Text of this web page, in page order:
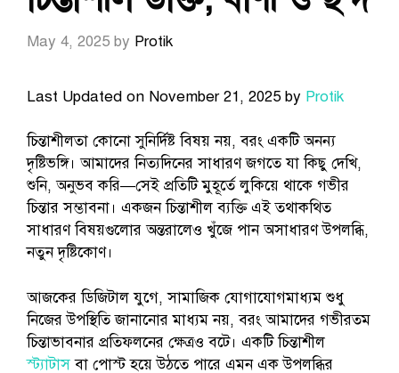
May 4, 2025 by Protik
Last Updated on November 21, 2025 by Protik
চিন্তাশীলতা কোনো সুনির্দিষ্ট বিষয় নয়, বরং একটি অনন্য
দৃষ্টিভঙ্গি। আমাদের নিত্যদিনের সাধারণ জগতে যা কিছু দেখি,
শুনি, অনুভব করি—সেই প্রতিটি মুহূর্তে লুকিয়ে থাকে গভীর
চিন্তার সম্ভাবনা। একজন চিন্তাশীল ব্যক্তি এই তথাকথিত
সাধারণ বিষয়গুলোর অন্তরালেও খুঁজে পান অসাধারণ উপলব্ধি,
নতুন দৃষ্টিকোণ।
আজকের ডিজিটাল যুগে, সামাজিক যোগাযোগমাধ্যম শুধু
নিজের উপস্থিতি জানানোর মাধ্যম নয়, বরং আমাদের গভীরতম
চিন্তাভাবনার প্রতিফলনের ক্ষেত্রও বটে। একটি চিন্তাশীল
স্ট্যাটাসবা পোস্ট হয়ে উঠতে পারে এমন এক উপলব্ধির